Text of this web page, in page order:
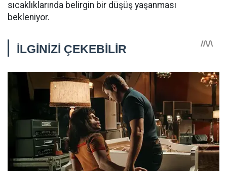
sıcaklıklarında belirgin bir düşüş yaşanması
bekleniyor.